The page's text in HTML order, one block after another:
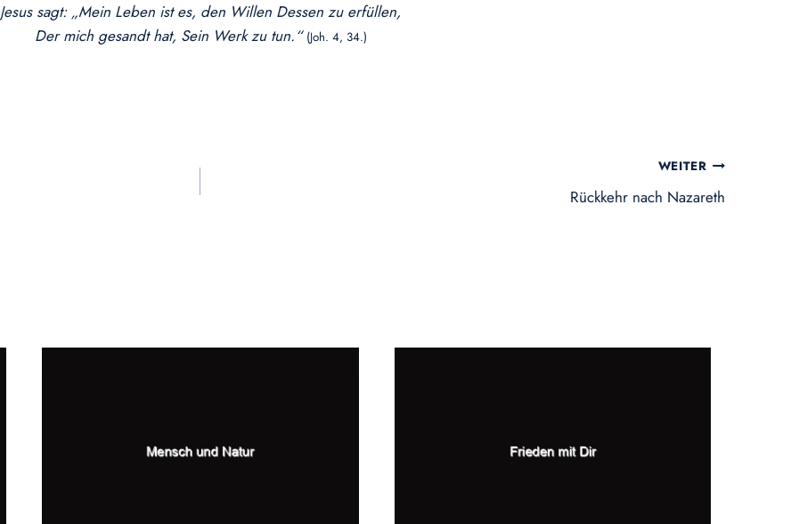
Jesus sagt: „Mein Leben ist es, den Willen Dessen zu erfüllen,
Der mich gesandt hat, Sein Werk zu tun.“ (Joh. 4, 34.)
WEITER
Rückkehr nach Nazareth